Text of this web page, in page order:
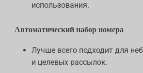
использования.
Автоматический набор номера
Лучше всего подходит для
и целевых рассылок.